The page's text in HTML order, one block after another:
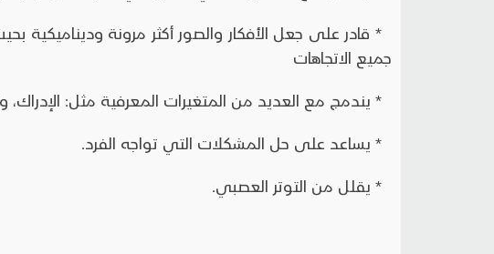
* قادر على جعل الأفكار والصور أكثر مرونة وديناميكية
جميع الاتجاهات
* يندمج مع العديد من المتغيرات المعرفية مثل: الإدراك،
* يساعد على حل المشكلات التي تواجه الفرد.
* يقلل من التوتر العصبي.